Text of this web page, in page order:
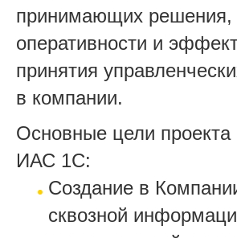
принимающих
оперативности и
принятия
в компании.
Основные цели проекта
ИАС 1С:
Создание в
сквозной